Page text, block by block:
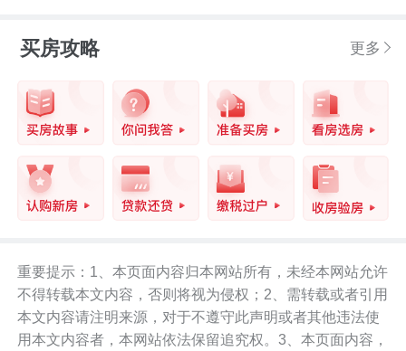
买房攻略 更多
重要提示：1、本页面内容归本网站所有，未经本网站允许
不得转载本文内容，否则将视为侵权；2、需转载或者引用
本文内容请注明来源，对于不遵守此声明或者其他违法使
用本文内容者，本网站依法保留追究权。3、本页面内容，